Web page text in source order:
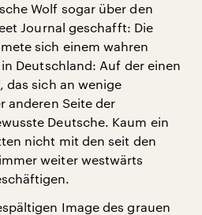
Wolf sogar über den
Journal geschafft: Die
sich einem wahren
Deutschland: Auf der einen
das sich an wenige
anderen Seite der
Deutsche. Kaum ein
nicht mit den seit den
weiter westwärts
Image des grauen